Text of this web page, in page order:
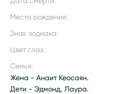
Место рождения:
Знак зодиака:
Цвет глаз:
Семья:
Жена - Анаит Кеосаян.
Дети - Эдмонд, Лаура.